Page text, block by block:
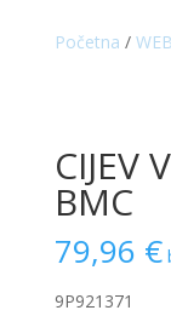
Početna /
CIJEV
BMC
79,96 €
9P921371